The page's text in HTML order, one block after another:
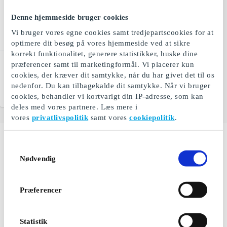
Denne hjemmeside bruger cookies
Vi bruger vores egne cookies samt tredjepartscookies for at
optimere dit besøg på vores hjemmeside ved at sikre
korrekt funktionalitet, generere statistikker, huske dine
præferencer samt til marketingformål. Vi placerer kun
cookies, der kræver dit samtykke, når du har givet det til os
nedenfor. Du kan tilbagekalde dit samtykke. Når vi bruger
cookies, behandler vi kortvarigt din IP-adresse, som kan
deles med vores partnere. Læs mere i
vores privatlivspolitik samt vorescookiepolitik.
Nødvendig
Præferencer
Statistik
Hjem-IS DK Gavekort
Is til døren
Fra 50 kr.
Hvis du er en af dem, der ofte bare forbinder Sjælland
med at være København, så kan du komme på andre
naturoplevelser, arkitektur, gastronomi, shopping osv.,
Der findes naturligvis mange gode grunde til at tage